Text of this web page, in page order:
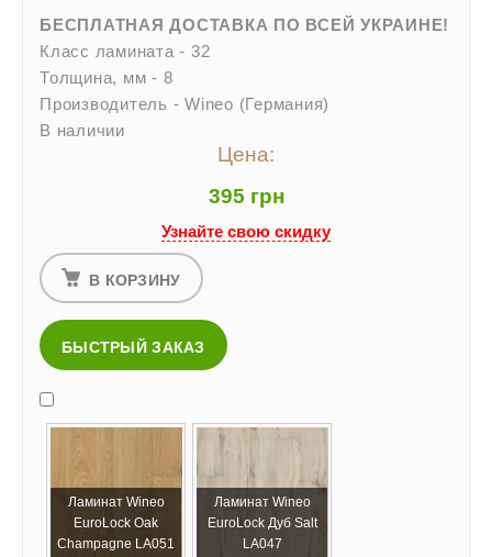
БЕСПЛАТНАЯ ДОСТАВКА ПО ВСЕЙ УКРАИНЕ!
Класс ламината - 32
Толщина, мм - 8
Производитель - Wineo (Германия)
В наличии
Цена:
395 грн
Узнайте свою скидку
В КОРЗИНУ
БЫСТРЫЙ ЗАКАЗ
Ламинат Wineo
EuroLock Oak
Champagne LA051
Ламинат Wineo
EuroLock Дуб Salt
LA047